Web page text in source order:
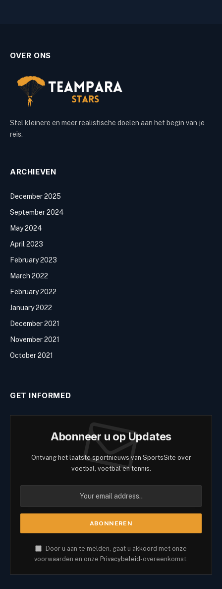
OVER ONS
Stel kleinere en meer realistische doelen aan het begin van je
reis.
ARCHIEVEN
December 2025
September 2024
May 2024
April 2023
February 2023
March 2022
February 2022
January 2022
December 2021
November 2021
October 2021
GET INFORMED
Abonneer u op Updates
Ontvang het laatste sportnieuws van SportsSite over
voetbal, voetbal en tennis.
Door u aan te melden, gaat u akkoord met onze
voorwaarden en onze Privacybeleid-overeenkomst.